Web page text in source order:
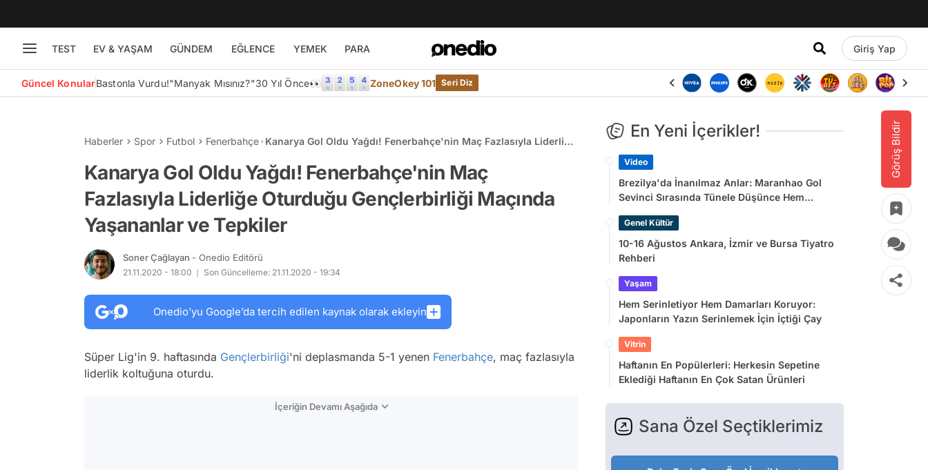
TEST EV & YAŞAM GÜNDEM EĞLENCE YEMEK PARA Giriş Yap
Güncel KonularBastonla Vurdu!"Manyak Mısınız?"30 Yıl Önce👀 ZoneOkey 101 Seri Diz
Görüş Bildir
Haberler Spor Futbol Fenerbahçe Kanarya Gol Oldu Yağdı! Fenerbahçe'nin Maç Fazlasıyla Liderliğe
Kanarya Gol Oldu Yağdı! Fenerbahçe'nin Maç
Fazlasıyla Liderliğe Oturduğu Gençlerbirliği Maçında
Yaşananlar ve Tepkiler
Soner Çağlayan - Onedio Editörü
21.11.2020 - 18:00 Son Güncelleme: 21.11.2020 - 19:34
Onedio’yu Google’da tercih edilen kaynak olarak ekleyin
Süper Lig'in 9. haftasında Gençlerbirliği'ni deplasmanda 5-1 yenen Fenerbahçe, maç fazlasıyla
liderlik koltuğuna oturdu.
İçeriğin Devamı Aşağıda
En Yeni İçerikler!
Video
Brezilya'da İnanılmaz Anlar: Maranhao Gol
Sevinci Sırasında Tünele Düşünce Hem
Genel Kültür
10-16 Ağustos Ankara, İzmir ve Bursa Tiyatro
Rehberi
Yaşam
Hem Serinletiyor Hem Damarları Koruyor:
Japonların Yazın Serinlemek İçin İçtiği Çay
Vitrin
Haftanın En Popülerleri: Herkesin Sepetine
Eklediği Haftanın En Çok Satan Ürünleri
Sana Özel Seçtiklerimiz